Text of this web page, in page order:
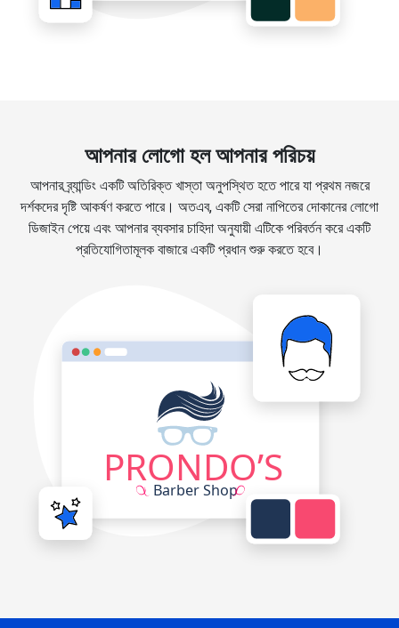
আপনার লোগো হল আপনার পরিচয়
আপনার ব্র্যান্ডিং একটি অতিরিক্ত খাস্তা অনুপস্থিত হতে পারে যা প্রথম নজরে
দর্শকদের দৃষ্টি আকর্ষণ করতে পারে। অতএব, একটি সেরা নাপিতের দোকানের লোগো
ডিজাইন পেয়ে এবং আপনার ব্যবসার চাহিদা অনুযায়ী এটিকে পরিবর্তন করে একটি
প্রতিযোগিতামূলক বাজারে একটি প্রধান শুরু করতে হবে।